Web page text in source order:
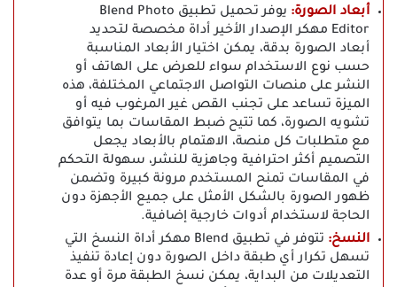
أبعاد الصورة:
يوفر تحميل تطبيق Blend Photo
Editor مهكر الإصدار الأخير أداة مخصصة لتحديد
أبعاد الصورة بدقة، يمكن اختيار الأبعاد المناسبة
حسب نوع الاستخدام سواء للعرض على الهاتف أو
النشر على منصات التواصل الاجتماعي المختلفة، هذه
الميزة تساعد على تجنب القص غير المرغوب فيه أو
تشويه الصورة، كما تتيح ضبط المقاسات بما يتوافق
مع متطلبات كل منصة، الاهتمام بالأبعاد يجعل
التصميم أكثر احترافية وجاهزية للنشر، سهولة التحكم
في المقاسات تمنح المستخدم مرونة كبيرة وتضمن
ظهور الصورة بالشكل الأمثل على جميع الأجهزة دون
الحاجة لاستخدام أدوات خارجية إضافية.
النسخ:
تتوفر في تطبيق Blend مهكر أداة النسخ التي
تسهل تكرار أي طبقة داخل الصورة دون إعادة تنفيذ
التعديلات من البداية، يمكن نسخ الطبقة مرة أو عدة